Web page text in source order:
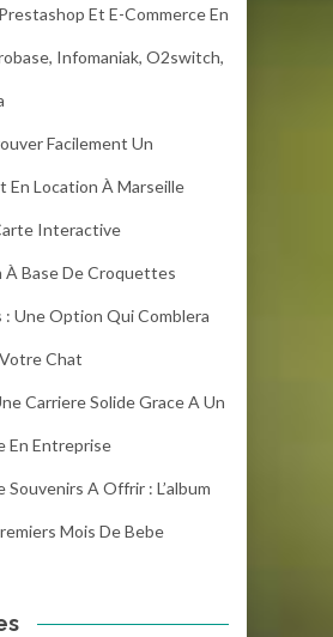
Et E-Commerce En
Infomaniak, O2switch,
Facilement Un
En Location À Marseille
Interactive
Base De Croquettes
: Une Option Qui Comblera
Chat
Carriere Solide Grace A Un
En Entreprise
Souvenirs A Offrir : L’album
Mois De Bebe